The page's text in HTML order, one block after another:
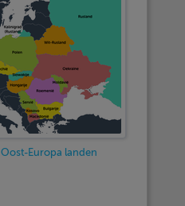
Oost-Europa landen